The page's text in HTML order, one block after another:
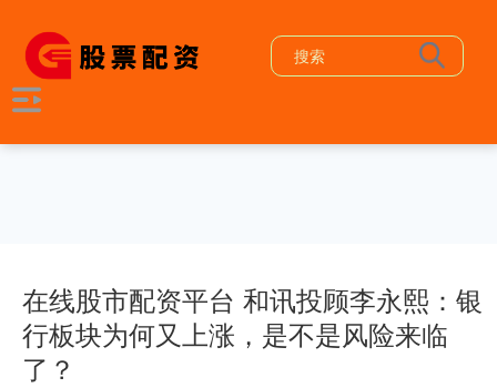
在线股市配资平台 和讯投顾李永熙：银
行板块为何又上涨，是不是风险来临
了？